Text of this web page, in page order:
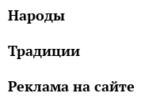
Народы
Традиции
Реклама на сайте